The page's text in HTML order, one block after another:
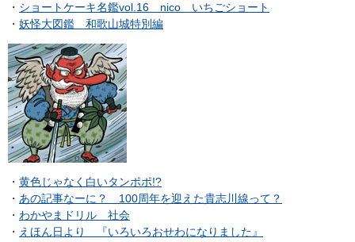
・ ショートケーキ名鑑vol.16 nico いちごショート
・ 妖怪大図鑑 和歌山城特別編
・ 黄色じゃなく白いタンポポ!?
・ あの記事なーに？ 100周年を迎えた貴志川線って？
・ わかやまドリル 社会
・ えほん日より 『いろいろおせわになりました』